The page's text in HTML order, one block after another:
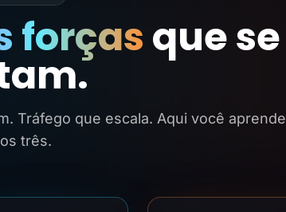
forçasque se
Tráfego que escala. Aqui você aprende
três.